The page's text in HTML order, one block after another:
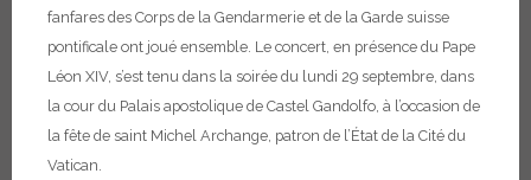
fanfares des Corps de la Gendarmerie et de la Garde suisse
pontificale ont joué ensemble. Le concert, en présence du Pape
Léon XIV, s’est tenu dans la soirée du lundi 29 septembre, dans
la cour du Palais apostolique de Castel Gandolfo, à l’occasion de
la fête de saint Michel Archange, patron de l’État de la Cité du
Vatican.